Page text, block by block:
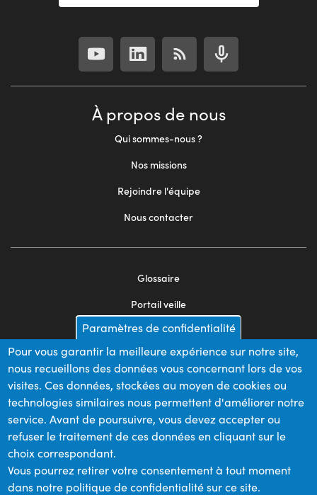
À propos de nous
Qui sommes-nous ?
Nos missions
Rejoindre l'équipe
Nous contacter
2
Glossaire
Portail veille
Mentions légales
Appels d'offres
Plan du site
Nos financeurs
Membre du
Paramètres de confidentialité
Pour vous garantir la meilleure expérience sur notre site,
nous recueillons des données vous concernant lors de vos
visites. Ces données, stockées au moyen de cookies ou
technologies similaires nous permettent d'améliorer notre
service. Avant de poursuivre, vous devez accepter ou
refuser le traitement de ces données en cliquant sur le
choix correspondant.
Vous pourrez retirer votre consentement à tout moment
dans notre politique de confidentialité sur ce site.